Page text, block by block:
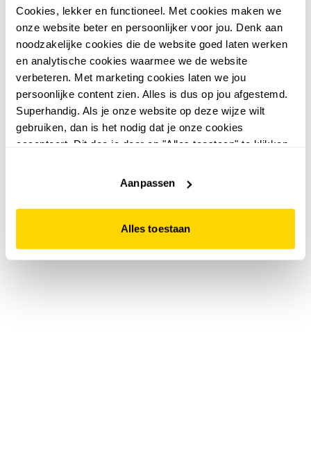
Cookies, lekker en functioneel. Met cookies maken we
onze website beter en persoonlijker voor jou. Denk aan
noodzakelijke cookies die de website goed laten werken
en analytische cookies waarmee we de website
verbeteren. Met marketing cookies laten we jou
persoonlijke content zien. Alles is dus op jou afgestemd.
Superhandig. Als je onze website op deze wijze wilt
gebruiken, dan is het nodig dat je onze cookies
accepteert. Dit doe je door op "Alles toestaan" te klikken.
website niet optimaal functioneert.
Aanpassen
Alles toestaan